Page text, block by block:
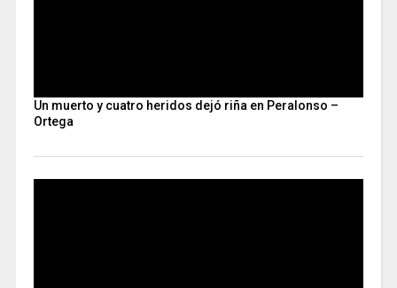
Un muerto y cuatro heridos dejó riña en Peralonso –
Ortega